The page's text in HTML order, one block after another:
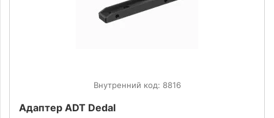
Внутренний код: 8816
Адаптер ADT Dedal